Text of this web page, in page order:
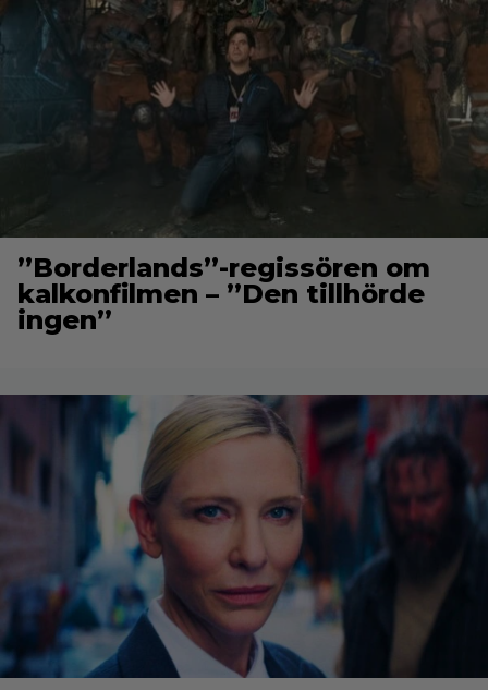
”Borderlands”-regissören om
kalkonfilmen – ”Den tillhörde
ingen”